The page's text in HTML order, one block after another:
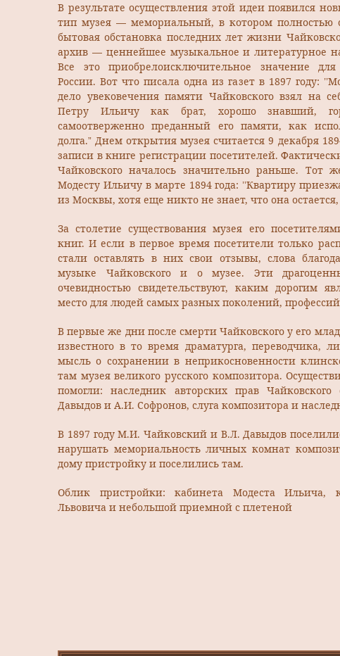
В результате осуществления этой идеи появился
тип музея — мемориальный, в котором полностью
бытовая обстановка последних лет жизни
архив — ценнейшее музыкальное и литературное
Все это приобрелоисключительное значение
России. Вот что писала одна из газет в 1897 году:
дело увековечения памяти Чайковского взял на
Петру Ильичу как брат, хорошо знавший,
самоотверженно преданный его памяти, как
долга.” Днем открытия музея считается 9 декабря
записи в книге регистрации посетителей.
Чайковского началось значительно раньше. Тот
Модесту Ильичу в марте 1894 года: ’’Квартиру
из Москвы, хотя еще никто не знает, что она остается,
За столетие существования музея его
книг. И если в первое время посетители только
стали оставлять в них свои отзывы, слова
музыке Чайковского и о музее. Эти
очевидностью свидетельствуют, каким дорогим
место для людей самых разных поколений,
В первые же дни после смерти Чайковского у его
известного в то время драматурга, переводчика,
мысль о сохранении в неприкосновенности
там музея великого русского композитора.
помогли: наследник авторских прав
Давыдов и А.И. Софронов, слуга композитора и
В 1897 году М.И. Чайковский и В.Л. Давыдов
нарушать мемориальность личных комнат
дому пристройку и поселились там.
Облик пристройки: кабинета Модеста Ильича,
Львовича и небольшой приемной с плетеной